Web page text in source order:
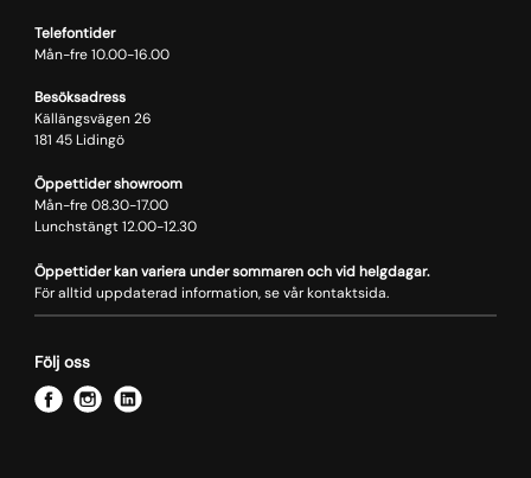
Telefontider
Mån-fre 10.00-16.00
Besöksadress
Källängsvägen 26
181 45 Lidingö
Öppettider showroom
Mån-fre 08.30-17.00
Lunchstängt 12.00-12.30
Öppettider kan variera under sommaren och vid helgdagar.
För alltid uppdaterad information, se vår kontaktsida.
Följ oss
f
i
l